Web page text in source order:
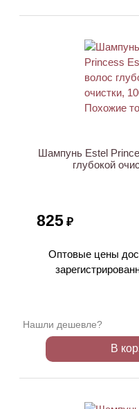
Шампунь Estel
глубокой
825 ₽
Оптовые цены
Нашли дешевле?
В